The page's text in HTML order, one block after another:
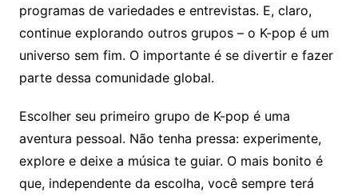
programas de variedades e entrevistas. E, claro,
continue explorando outros grupos – o K-pop é um
universo sem fim. O importante é se divertir e fazer
parte dessa comunidade global.
Escolher seu primeiro grupo de K-pop é uma
aventura pessoal. Não tenha pressa: experimente,
explore e deixe a música te guiar. O mais bonito é
que, independente da escolha, você sempre terá